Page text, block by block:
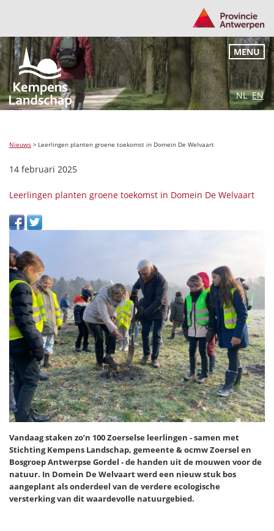
NL EN
MENU
Nieuws > Leerlingen planten groene toekomst in Domein De Welvaart
14 februari 2025
Leerlingen planten groene toekomst in Domein De Welvaart
Vandaag staken zo’n 100 Zoerselse leerlingen - samen met
Stichting Kempens Landschap, gemeente & ocmw Zoersel en
Bosgroep Antwerpse Gordel - de handen uit de mouwen voor de
natuur. In Domein De Welvaart werd een nieuw stuk bos
aangeplant als onderdeel van de verdere ecologische
versterking van dit waardevolle natuurgebied.